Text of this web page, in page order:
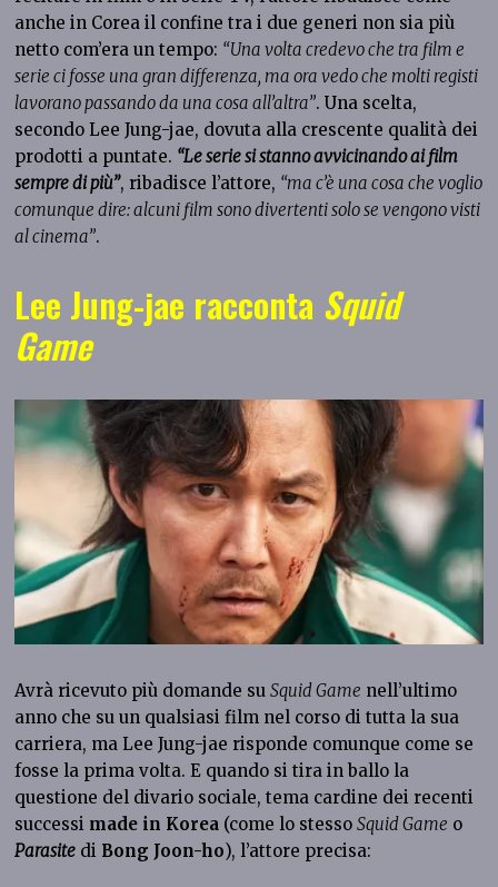
anche in Corea il confine tra i due generi non sia più
netto com’era un tempo: “Una volta credevo che tra film e
serie ci fosse una gran differenza, ma ora vedo che molti registi
lavorano passando da una cosa all’altra”. Una scelta,
secondo Lee Jung-jae, dovuta alla crescente qualità dei
prodotti a puntate. “Le serie si stanno avvicinando ai film
sempre di più”, ribadisce l’attore, “ma c’è una cosa che voglio
comunque dire: alcuni film sono divertenti solo se vengono visti
al cinema”.
Lee Jung-jae racconta Squid
Game
Avrà ricevuto più domande suSquid Game nell’ultimo
anno che su un qualsiasi film nel corso di tutta la sua
carriera, ma Lee Jung-jae risponde comunque come se
fosse la prima volta. E quando si tira in ballo la
questione del divario sociale, tema cardine dei recenti
successi made in Korea (come lo stessoSquid Game o
Parasite di Bong Joon-ho), l’attore precisa: